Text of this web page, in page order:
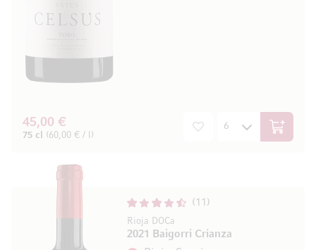
45,00 €
75 cl (60,00 € / l) In den
11
Rioja DOCa
2021 Baigorri Crianza